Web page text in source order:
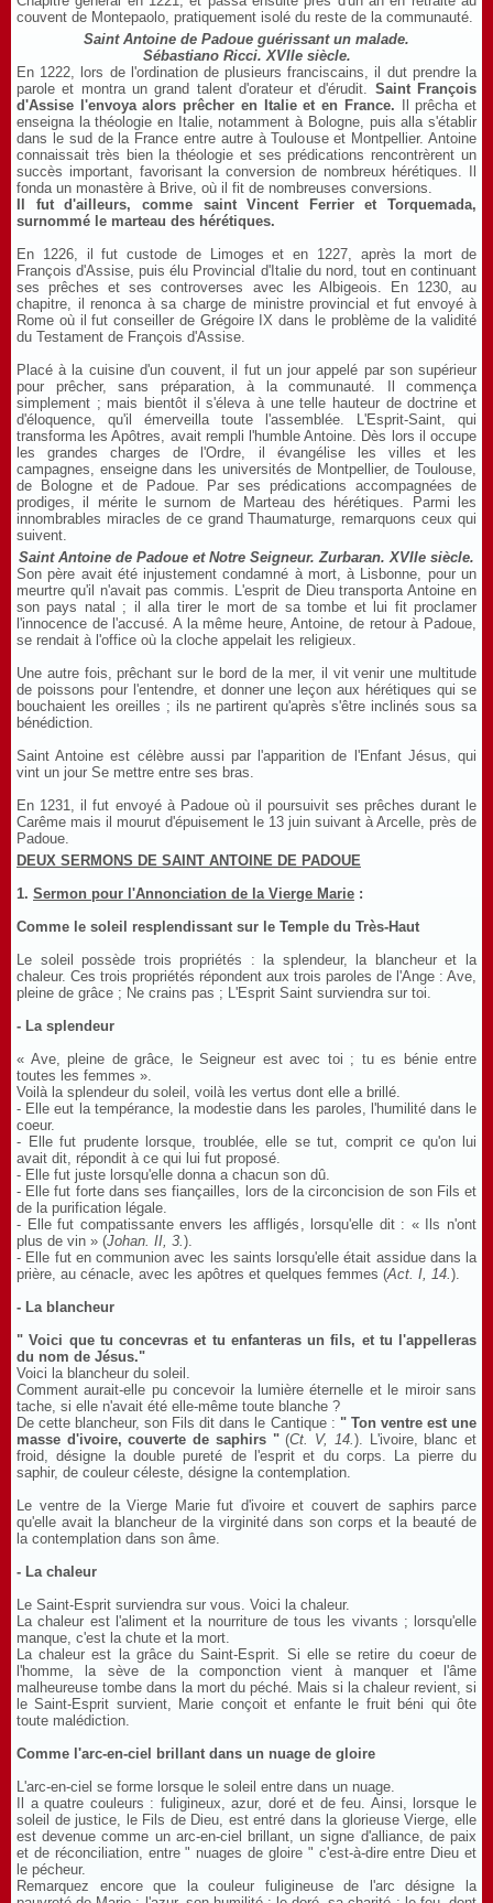
couvent de Montepaolo, pratiquement isolé du reste de la communauté.
Saint Antoine de Padoue guérissant un malade.
Sébastiano Ricci. XVIIe siècle.
En 1222, lors de l'ordination de plusieurs franciscains, il dut prendre la
parole et montra un grand talent d'orateur et d'érudit. Saint François
d'Assise l'envoya alors prêcher en Italie et en France. Il prêcha et
enseigna la théologie en Italie, notamment à Bologne, puis alla s'établir
dans le sud de la France entre autre à Toulouse et Montpellier. Antoine
connaissait très bien la théologie et ses prédications rencontrèrent un
succès important, favorisant la conversion de nombreux hérétiques. Il
fonda un monastère à Brive, où il fit de nombreuses conversions.
Il fut d'ailleurs, comme saint Vincent Ferrier et Torquemada,
surnommé le marteau des hérétiques.
En 1226, il fut custode de Limoges et en 1227, après la mort de
François d'Assise, puis élu Provincial d'Italie du nord, tout en continuant
ses prêches et ses controverses avec les Albigeois. En 1230, au
chapitre, il renonca à sa charge de ministre provincial et fut envoyé à
Rome où il fut conseiller de Grégoire IX dans le problème de la validité
du Testament de François d'Assise.
Placé à la cuisine d'un couvent, il fut un jour appelé par son supérieur
pour prêcher, sans préparation, à la communauté. Il commença
simplement ; mais bientôt il s'éleva à une telle hauteur de doctrine et
d'éloquence, qu'il émerveilla toute l'assemblée. L'Esprit-Saint, qui
transforma les Apôtres, avait rempli l'humble Antoine. Dès lors il occupe
les grandes charges de l'Ordre, il évangélise les villes et les
campagnes, enseigne dans les universités de Montpellier, de Toulouse,
de Bologne et de Padoue. Par ses prédications accompagnées de
prodiges, il mérite le surnom de Marteau des hérétiques. Parmi les
innombrables miracles de ce grand Thaumaturge, remarquons ceux qui
suivent.
Saint Antoine de Padoue et Notre Seigneur. Zurbaran. XVIIe siècle.
Son père avait été injustement condamné à mort, à Lisbonne, pour un
meurtre qu'il n'avait pas commis. L'esprit de Dieu transporta Antoine en
son pays natal ; il alla tirer le mort de sa tombe et lui fit proclamer
l'innocence de l'accusé. A la même heure, Antoine, de retour à Padoue,
se rendait à l'office où la cloche appelait les religieux.
Une autre fois, prêchant sur le bord de la mer, il vit venir une multitude
de poissons pour l'entendre, et donner une leçon aux hérétiques qui se
bouchaient les oreilles ; ils ne partirent qu'après s'être inclinés sous sa
bénédiction.
Saint Antoine est célèbre aussi par l'apparition de l'Enfant Jésus, qui
vint un jour Se mettre entre ses bras.
En 1231, il fut envoyé à Padoue où il poursuivit ses prêches durant le
Carême mais il mourut d'épuisement le 13 juin suivant à Arcelle, près de
Padoue.
DEUX SERMONS DE SAINT ANTOINE DE PADOUE
1. Sermon pour l'Annonciation de la Vierge Marie :
Comme le soleil resplendissant sur le Temple du Très-Haut
Le soleil possède trois propriétés : la splendeur, la blancheur et la
chaleur. Ces trois propriétés répondent aux trois paroles de l'Ange : Ave,
pleine de grâce ; Ne crains pas ; L'Esprit Saint surviendra sur toi.
- La splendeur
« Ave, pleine de grâce, le Seigneur est avec toi ; tu es bénie entre
toutes les femmes ».
Voilà la splendeur du soleil, voilà les vertus dont elle a brillé.
- Elle eut la tempérance, la modestie dans les paroles, l'humilité dans le
coeur.
- Elle fut prudente lorsque, troublée, elle se tut, comprit ce qu'on lui
avait dit, répondit à ce qui lui fut proposé.
- Elle fut juste lorsqu'elle donna a chacun son dû.
- Elle fut forte dans ses fiançailles, lors de la circoncision de son Fils et
de la purification légale.
- Elle fut compatissante envers les affligés, lorsqu'elle dit : « Ils n'ont
plus de vin » (Johan. II, 3.).
- Elle fut en communion avec les saints lorsqu'elle était assidue dans la
prière, au cénacle, avec les apôtres et quelques femmes (Act. I, 14.).
- La blancheur
" Voici que tu concevras et tu enfanteras un fils, et tu l'appelleras
du nom de Jésus."
Voici la blancheur du soleil.
Comment aurait-elle pu concevoir la lumière éternelle et le miroir sans
tache, si elle n'avait été elle-même toute blanche ?
De cette blancheur, son Fils dit dans le Cantique : " Ton ventre est une
masse d'ivoire, couverte de saphirs "(Ct. V, 14.). L'ivoire, blanc et
froid, désigne la double pureté de l'esprit et du corps. La pierre du
saphir, de couleur céleste, désigne la contemplation.
Le ventre de la Vierge Marie fut d'ivoire et couvert de saphirs parce
qu'elle avait la blancheur de la virginité dans son corps et la beauté de
la contemplation dans son âme.
- La chaleur
Le Saint-Esprit surviendra sur vous. Voici la chaleur.
La chaleur est l'aliment et la nourriture de tous les vivants ; lorsqu'elle
manque, c'est la chute et la mort.
La chaleur est la grâce du Saint-Esprit. Si elle se retire du coeur de
l'homme, la sève de la componction vient à manquer et l'âme
malheureuse tombe dans la mort du péché. Mais si la chaleur revient, si
le Saint-Esprit survient, Marie conçoit et enfante le fruit béni qui ôte
toute malédiction.
Comme l'arc-en-ciel brillant dans un nuage de gloire
L'arc-en-ciel se forme lorsque le soleil entre dans un nuage.
Il a quatre couleurs : fuligineux, azur, doré et de feu. Ainsi, lorsque le
soleil de justice, le Fils de Dieu, est entré dans la glorieuse Vierge, elle
est devenue comme un arc-en-ciel brillant, un signe d'alliance, de paix
et de réconciliation, entre " nuages de gloire " c'est-à-dire entre Dieu et
le pécheur.
Remarquez encore que la couleur fuligineuse de l'arc désigne la